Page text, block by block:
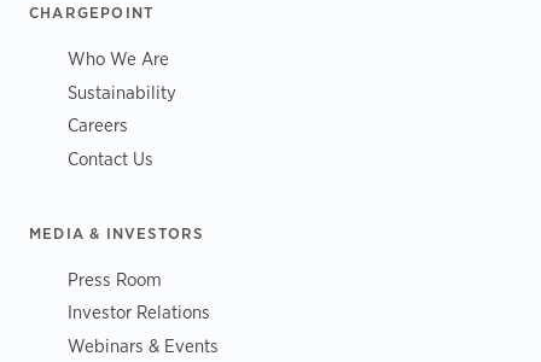
CHARGEPOINT
Who We Are
Sustainability
Careers
Contact Us
MEDIA & INVESTORS
Press Room
Investor Relations
Webinars & Events